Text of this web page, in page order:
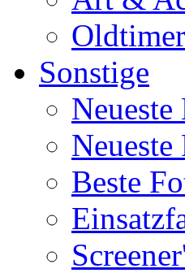
Oldtimer
Sonstige
Neueste
Neueste
Beste